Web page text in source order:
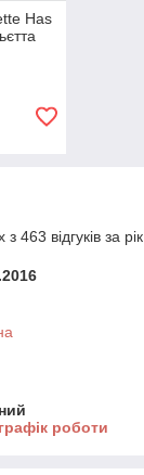
Has
ml/
463 відгуків за рік
роботи